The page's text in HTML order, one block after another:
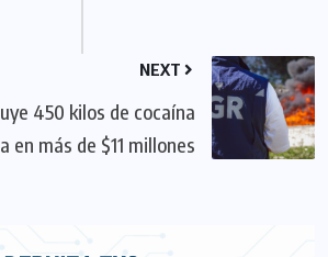
NEXT
450 kilos de cocaína
en más de $11 millones